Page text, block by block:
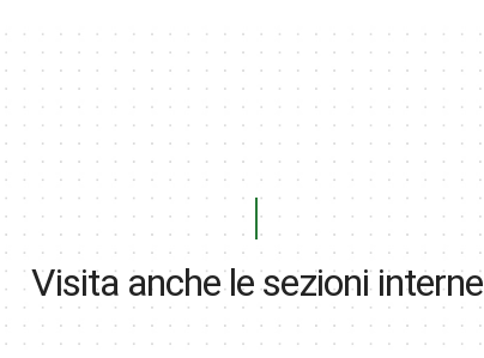
Visita anche le sezioni interne